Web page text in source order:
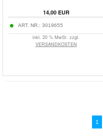
14,00EUR
ART. NR.: 3019655
inkl. 20 % MwSt. zzgl.
VERSANDKOSTEN
1